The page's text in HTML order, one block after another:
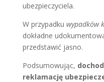
ubezpieczyciela.
W przypadku wypadków
dokładne
przedstawić jasno.
Podsumowując,
reklamację